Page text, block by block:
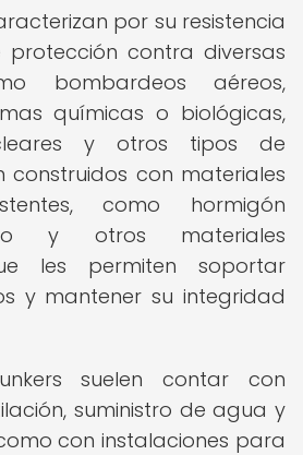
por su resistencia
contra diversas
bombardeos aéreos,
químicas o biológicas,
y otros tipos de
construidos con materiales
como hormigón
y otros materiales
les permiten soportar
y mantener su integridad
suelen contar con
suministro de agua y
con instalaciones para